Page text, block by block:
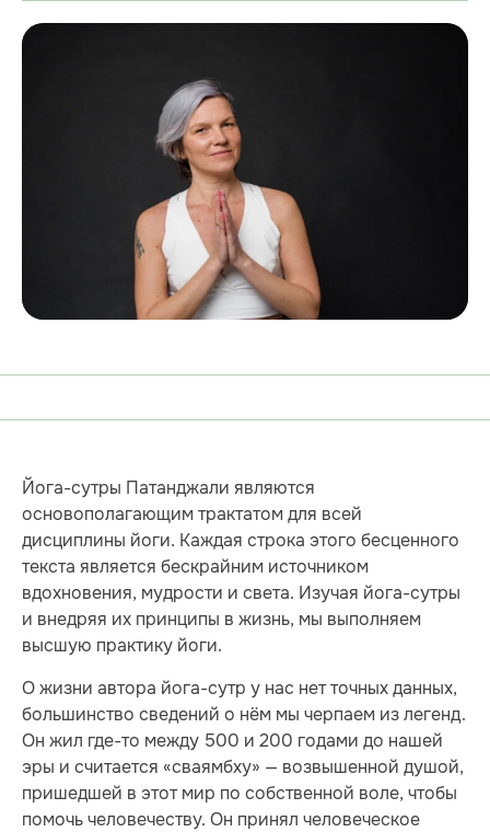
Йога-сутры Патанджали являются
основополагающим трактатом для всей
дисциплины йоги. Каждая строка этого бесценного
текста является бескрайним источником
вдохновения, мудрости и света. Изучая йога-сутры
и внедряя их принципы в жизнь, мы выполняем
высшую практику йоги.
О жизни автора йога-сутр у нас нет точных данных,
большинство сведений о нём мы черпаем из легенд.
Он жил где-то между 500 и 200 годами до нашей
эры и считается «сваямбху» — возвышенной душой,
пришедшей в этот мир по собственной воле, чтобы
помочь человечеству. Он принял человеческое